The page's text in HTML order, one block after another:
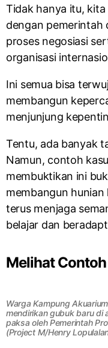
Tidak hanya itu,
dengan pemerintah
proses negosiasi
organisasi
Ini semua bisa
membangun
menjunjung
Tentu, ada banyak
Namun, contoh
membuktikan ini
membangun hunian
terus menjaga
belajar dan
Melihat
Warga Kampung
mendirikan gubuk baru di
paksa oleh Pemerintah
(Project M/Henry